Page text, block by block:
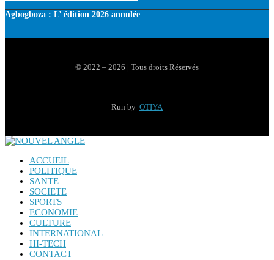
Agbogboza : L’ édition 2026 annulée
© 2022 – 2026 | Tous droits Réservés
Run by OTIYA
ACCUEIL
POLITIQUE
SANTE
SOCIETE
SPORTS
ECONOMIE
CULTURE
INTERNATIONAL
HI-TECH
CONTACT